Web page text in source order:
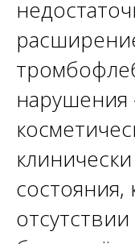
нарушения